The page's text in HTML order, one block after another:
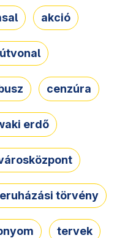
akció
cenzúra
erdő
törvény
tervek